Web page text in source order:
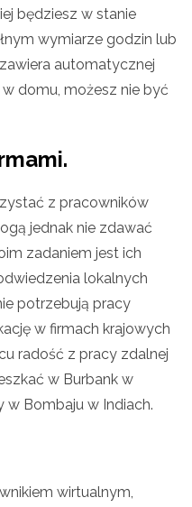
będziesz w stanie
wymiarze godzin lub
automatycznej
domu, możesz nie być
z pracowników
jednak nie zdawać
zadaniem jest ich
lokalnych
potrzebują pracy
w firmach krajowych
radość z pracy zdalnej
w Burbank w
w Bombaju w Indiach.
wirtualnym,